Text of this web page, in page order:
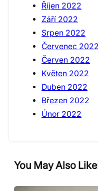
Říjen 2022
Září 2022
Srpen 2022
Červenec 2022
Červen 2022
Květen 2022
Duben 2022
Březen 2022
Únor 2022
You May Also